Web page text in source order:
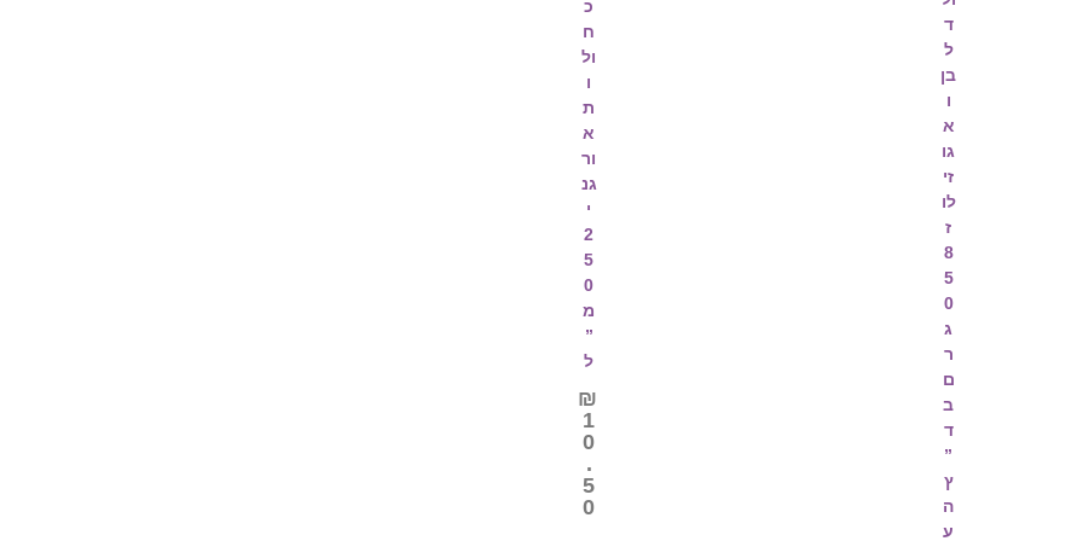
ד
ל
בן
ו
א
גו
זי
לו
ז
8
5
0
ג
ר
ם
ב
ד
”
ץ
ה
ע
כ
ח
ול
ו
ת
א
ור
גנ
י
2
5
0
מ
”
ל
₪
1
0
.
5
0